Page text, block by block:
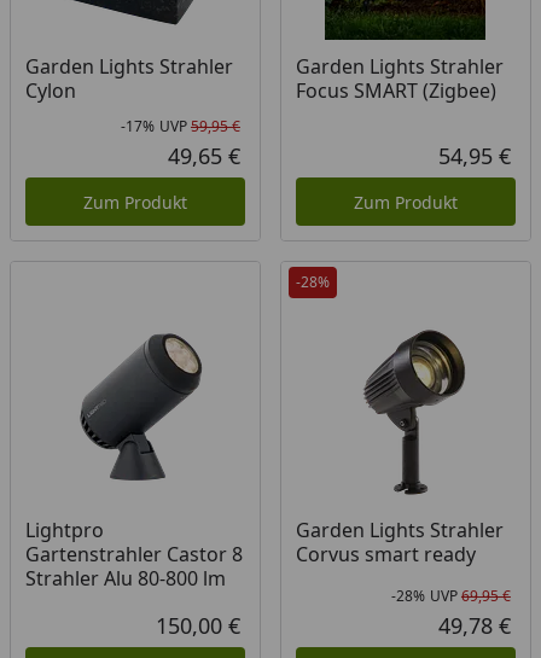
Garden Lights Strahler
Cylon
Rabatt in Prozent
-17%
Ursprünglicher Preis
UVP59,95 €
Aktueller Preis
49,65 €
Zum Produkt
Garden Lights Strahler
Focus SMART (Zigbee)
54,95 €
Zum Produkt
Lightpro
Gartenstrahler Castor 8
Strahler Alu 80-800 lm
Aktueller Preis
150,00 €
-28%
Garden Lights Strahler
Corvus smart ready
-28% UVP69,95 €
49,78 €